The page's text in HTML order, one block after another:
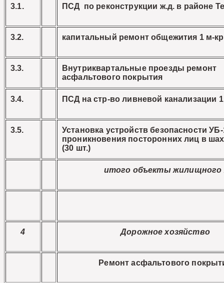
3.1. ПСД по реконструкции ж.д. в районе
3.2. капитальный ремонт общежития 1 м-
3.3.
Внутриквартальные проезды ремонт
асфальтового покрытия
3.4. ПСД на стр-во ливневой канализации
3.5.
Установка устройств безопасности УБ-
проникновения посторонних лиц в
(30 шт.)
итого объекты жилищного
4 Дорожное хозяйство
Ремонт асфальтового